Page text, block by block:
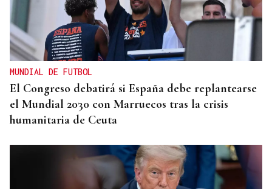
MUNDIAL DE FUTBOL
El Congreso debatirá si España debe replantearse
el Mundial 2030 con Marruecos tras la crisis
humanitaria de Ceuta